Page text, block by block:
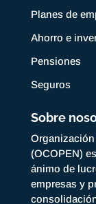
Planes de
Ahorro e
Pensiones
Seguros
Sobre
(OCOPEN)
ánimo de
empresas y